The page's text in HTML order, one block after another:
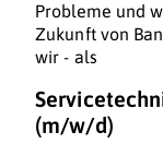
Probleme und
Zukunft von
wir - als
(m/w/d)